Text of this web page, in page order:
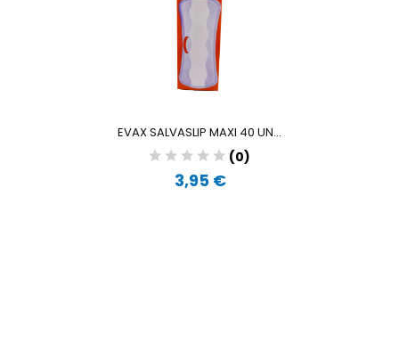
EVAX SALVASLIP MAXI 40 UN...
(0)
3,95 €